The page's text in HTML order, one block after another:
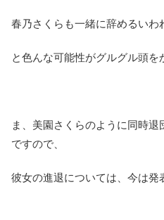
春乃さくらも一緒に辞めるいわ
と色んな可能性がグルグル頭を
ま、美園さくらのように同時
ですので、
彼女の進退については、今は発